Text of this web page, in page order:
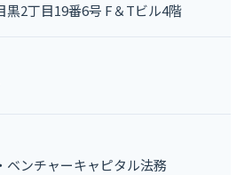
黒2丁目19番6号 F＆Tビル4階
ベンチャーキャピタル法務